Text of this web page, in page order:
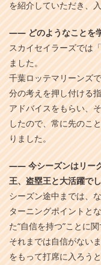
を紹介していただき、
―― どのようなことを
スカイセイラーズでは
ました。
千葉ロッテマリーンズ
分の考えを押し付ける
アドバイスをもらい、
したので、常に先のこ
りました。
―― 今シーズンはリー
王、盗塁王と大活躍で
シーズン途中までは、
ターニングポイントと
た“自信を持つ”ことに関
それまでは自信がない
をもって打席に入ろう